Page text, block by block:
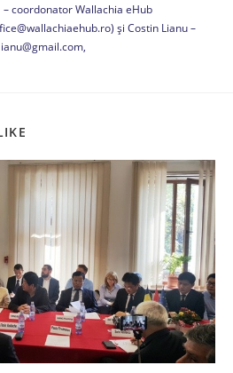
coordonator Wallachia eHub
și Costin Lianu –